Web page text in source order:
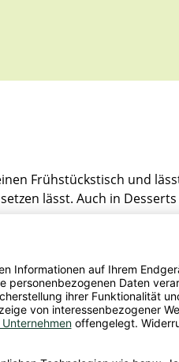
Frühstückstisch und
lässt. Auch in
Die Mandeln sorgen
ein Geschmack, der an
zahlreiche